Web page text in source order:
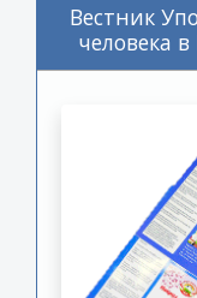
Вестник
человека